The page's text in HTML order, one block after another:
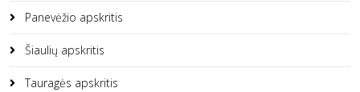
Panevėžio apskritis
Šiaulių apskritis
Tauragės apskritis